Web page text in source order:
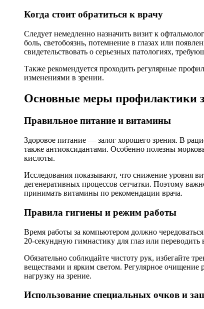
Когда стоит обратиться к врачу
Следует немедленно назначить визит к
боль, светобоязнь, потемнение в глазах или
свидетельствовать о серьезных патологиях,
Также рекомендуется проходить регулярные
изменениями в зрении.
Основные меры профилактики
Правильное питание и витамины
Здоровое питание — залог хорошего зрения. В
также антиоксидантами. Особенно полезны
кислоты.
Исследования показывают, что снижение уровня
дегенеративных процессов сетчатки. Поэтому
принимать витамины по рекомендации врача.
Правила гигиены и режим работы
Время работы за компьютером должно
20-секундную гимнастику для глаз или переводить
Обязательно соблюдайте чистоту рук, избегайте
веществами и ярким светом. Регулярное очищение
нагрузку на зрение.
Использование специальных очков и